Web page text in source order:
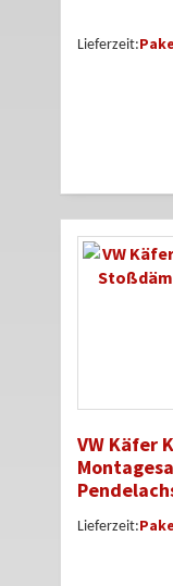
Lieferzeit:
VW Käfer
Lieferzeit: